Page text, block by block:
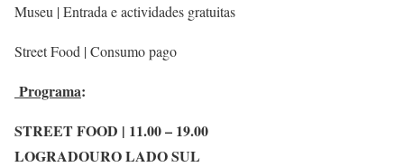
Museu | Entrada e actividades gratuitas
Street Food | Consumo pago
Programa:
STREET FOOD | 11.00 – 19.00
LOGRADOURO LADO SUL